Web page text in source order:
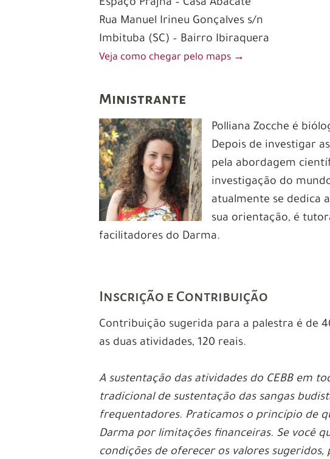
Espaço Prajna – Casa Abacate
Rua Manuel Irineu Gonçalves s/n
Imbituba (SC) – Bairro Ibiraquera
Veja como chegar pelo maps →
Ministrante
Polliana Zocche é
Depois de investigar
pela abordagem
investigação do
atualmente se dedica
sua orientação, é
facilitadores do Darma.
Inscrição e Contribuição
Contribuição sugerida para a palestra é de
as duas atividades, 120 reais.
A sustentação das atividades do CEBB em
tradicional de sustentação das sangas
frequentadores. Praticamos o princípio de
Darma por limitações financeiras. Se você
condições de oferecer os valores